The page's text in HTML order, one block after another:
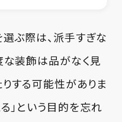
ぶ際は、派手すぎな
な装飾は品がなく見
する可能性がありま
」という目的を忘れ